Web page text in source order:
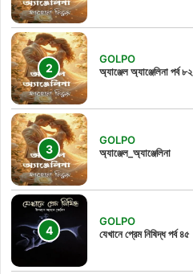
GOLPO
অ্যাঞ্জেল অ্যাঞ্জেলিনা পর্ব ৮২
GOLPO
অ্যাঞ্জেল_অ্যাঞ্জেলিনা
GOLPO
যেখানে প্রেম নিষিদ্ধ পর্ব ৪৫